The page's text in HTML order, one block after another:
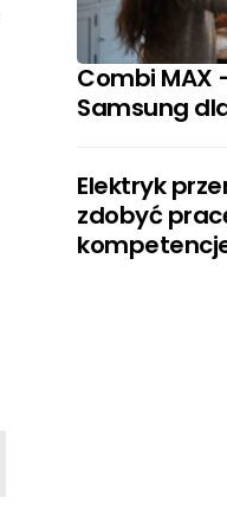
Combi MAX
Samsung
Elektryk
zdobyć